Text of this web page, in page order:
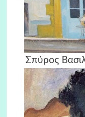
Σπύρος